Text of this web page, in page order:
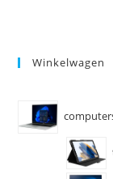
Winkelwagen